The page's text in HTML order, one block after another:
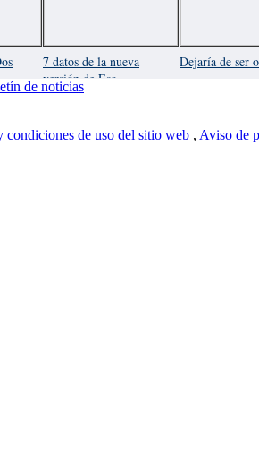
7 datos de la nueva
versión de Eso
Dejaría de ser
de noticias
condiciones de uso del sitio web , Aviso de